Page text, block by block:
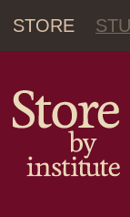
STORE STUDIO